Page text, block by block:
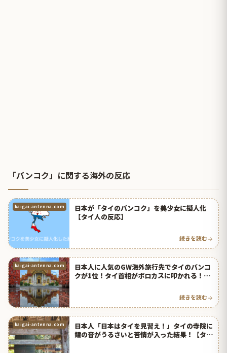
「バンコク」に関する海外の反応
kaigai-antenna.com
日本が「タイのバンコク」を美少女に擬人化
【タイ人の反応】
続きを読む
kaigai-antenna.com
日本人に人気のGW海外旅行先でタイのバンコ
クが1位！タイ首相がボロカスに叩かれる！
続きを読む
kaigai-antenna.com
日本人「日本はタイを見習え！」タイの寺院に
鐘の音がうるさいと苦情が入った結果！【タイ